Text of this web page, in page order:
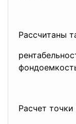
Рассчитаны
Расчет